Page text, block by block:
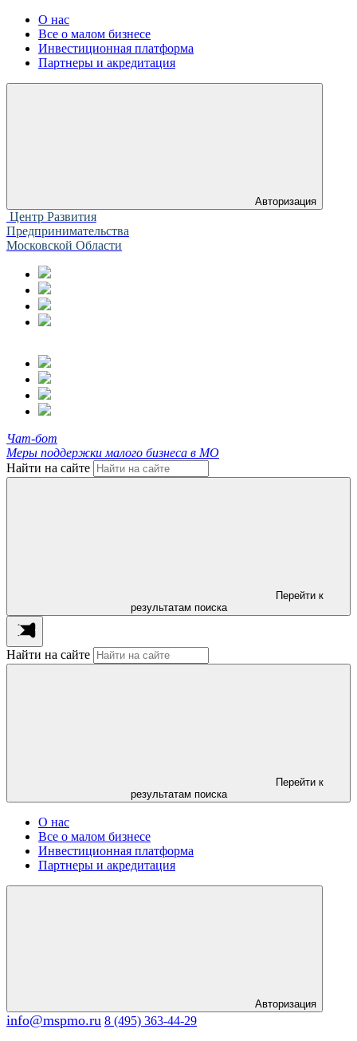
О нас
Все о малом бизнесе
Инвестиционная платформа
Партнеры и акредитация
Авторизация
Центр Развития
Предпринимательства
Московской Области
Чат-бот
Меры поддержки малого бизнеса в МО
Найти на сайте
Перейти к
результатам поиска
Найти на сайте
Перейти к
результатам поиска
О нас
Все о малом бизнесе
Инвестиционная платформа
Партнеры и акредитация
Авторизация
info@mspmo.ru 8 (495) 363-44-29